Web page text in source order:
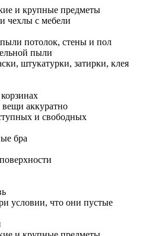
и крупные предметы
чехлы с мебели
потолок, стены и пол
пыли
штукатурки, затирки, клея
аккуратно
и свободных
бра
условии, что они пустые